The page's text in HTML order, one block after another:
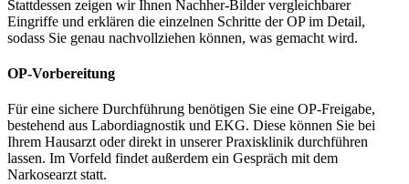
Stattdessen zeigen wir Ihnen Nachher-Bilder vergleichbarer
Eingriffe und erklären die einzelnen Schritte der OP im Detail,
sodass Sie genau nachvollziehen können, was gemacht wird.
OP-Vorbereitung
Für eine sichere Durchführung benötigen Sie eine OP-Freigabe,
bestehend aus Labordiagnostik und EKG. Diese können Sie bei
Ihrem Hausarzt oder direkt in unserer Praxisklinik durchführen
lassen. Im Vorfeld findet außerdem ein Gespräch mit dem
Narkosearzt statt.